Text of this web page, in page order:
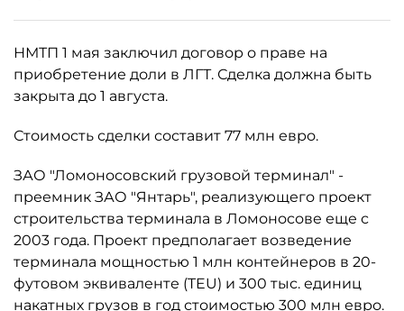
НМТП 1 мая заключил договор о праве на
приобретение доли в ЛГТ. Сделка должна быть
закрыта до 1 августа.
Стоимость сделки составит 77 млн евро.
ЗАО "Ломоносовский грузовой терминал" -
преемник ЗАО "Янтарь", реализующего проект
строительства терминала в Ломоносове еще с
2003 года. Проект предполагает возведение
терминала мощностью 1 млн контейнеров в 20-
футовом эквиваленте (TEU) и 300 тыс. единиц
накатных грузов в год стоимостью 300 млн евро.